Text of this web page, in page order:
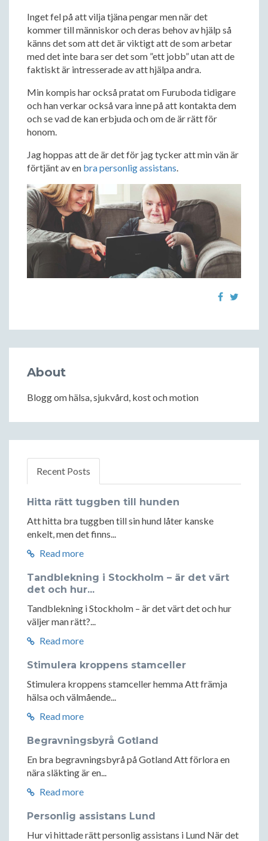
Inget fel på att vilja tjäna pengar men när det
kommer till människor och deras behov av hjälp så
känns det som att det är viktigt att de som arbetar
med det inte bara ser det som ”ett jobb” utan att de
faktiskt är intresserade av att hjälpa andra.
Min kompis har också pratat om Furuboda tidigare
och han verkar också vara inne på att kontakta dem
och se vad de kan erbjuda och om de är rätt för
honom.
Jag hoppas att de är det för jag tycker att min vän är
förtjänt av en bra personlig assistans.
About
Blogg om hälsa, sjukvård, kost och motion
Recent Posts
Hitta rätt tuggben till hunden
Att hitta bra tuggben till sin hund låter kanske
enkelt, men det finns...
Read more
Tandblekning i Stockholm – är det värt
det och hur...
Tandblekning i Stockholm – är det värt det och hur
väljer man rätt?...
Read more
Stimulera kroppens stamceller
Stimulera kroppens stamceller hemma Att främja
hälsa och välmående...
Read more
Begravningsbyrå Gotland
En bra begravningsbyrå på Gotland Att förlora en
nära släkting är en...
Read more
Personlig assistans Lund
Hur vi hittade rätt personlig assistans i Lund När det